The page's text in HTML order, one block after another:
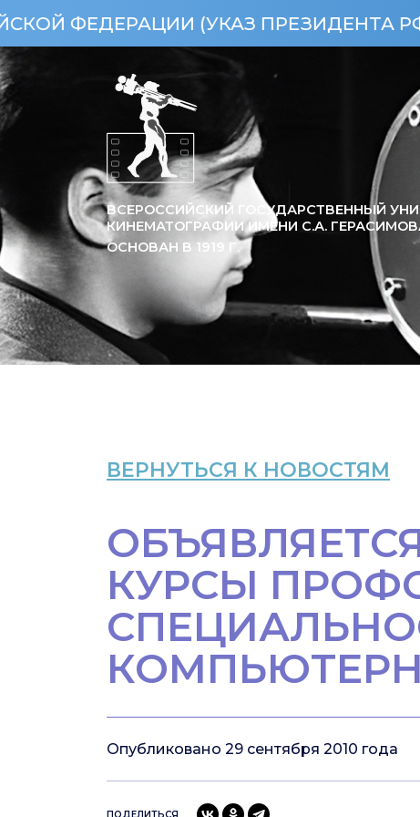
(УКАЗ ПРЕЗИДЕНТА РФ ОТ
ВСЕРОССИЙСКИЙ ГОСУДАРСТВЕННЫЙ
КИНЕМАТОГРАФИИ ИМЕНИ С.А.
ОСНОВАН В 1919 Г.
ВЕРНУТЬСЯ К НОВОСТЯМ
КУРСЫ
Опубликовано 29 сентября 2010 года
ПОДЕЛИТЬСЯ